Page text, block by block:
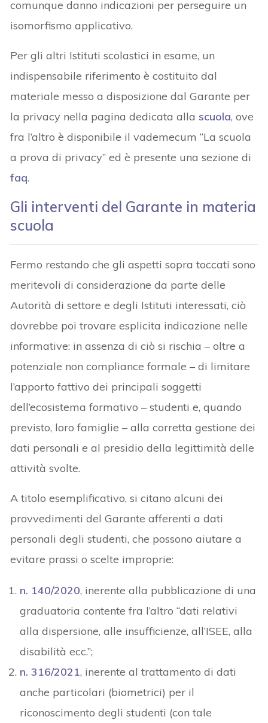
comunque danno indicazioni per perseguire un
isomorfismo applicativo.
Per gli altri Istituti scolastici in esame, un
indispensabile riferimento è costituito dal
materiale messo a disposizione dal Garante per
la privacy nella pagina dedicata alla scuola, ove
fra l’altro è disponibile il vademecum “La scuola
a prova di privacy” ed è presente una sezione di
faq.
Gli interventi del Garante in materia
scuola
Fermo restando che gli aspetti sopra toccati sono
meritevoli di considerazione da parte delle
Autorità di settore e degli Istituti interessati, ciò
dovrebbe poi trovare esplicita indicazione nelle
informative: in assenza di ciò si rischia – oltre a
potenziale non compliance formale – di limitare
l’apporto fattivo dei principali soggetti
dell’ecosistema formativo – studenti e, quando
previsto, loro famiglie – alla corretta gestione dei
dati personali e al presidio della legittimità delle
attività svolte.
A titolo esemplificativo, si citano alcuni dei
provvedimenti del Garante afferenti a dati
personali degli studenti, che possono aiutare a
evitare prassi o scelte improprie:
n. 140/2020, inerente alla pubblicazione di una
graduatoria contente fra l’altro “dati relativi
alla dispersione, alle insufficienze, all’ISEE, alla
disabilità ecc.”;
n. 316/2021, inerente al trattamento di dati
anche particolari (biometrici) per il
riconoscimento degli studenti (con tale